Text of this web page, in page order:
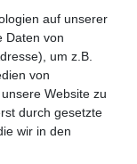
HD (ersetzt BA
auf unserer
Daten von
um z.B.
von
Website zu
durch gesetzte
wir in den